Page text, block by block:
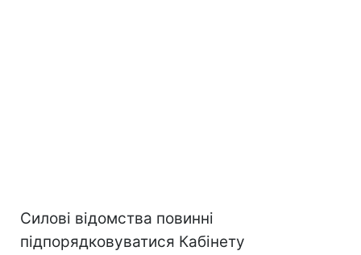
Силові відомства повинні
підпорядковуватися Кабінету